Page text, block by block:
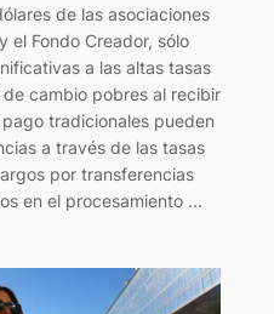
de las asociaciones
el Fondo Creador, sólo
a las altas tasas
cambio pobres al recibir
tradicionales pueden
a través de las tasas
por transferencias
en el procesamiento ...